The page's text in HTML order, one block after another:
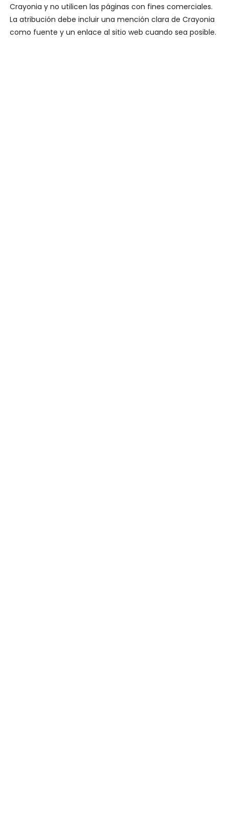
Crayonia y no utilicen las páginas con fines comerciales.
La atribución debe incluir una mención clara de Crayonia
como fuente y un enlace al sitio web cuando sea posible.